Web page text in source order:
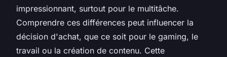
impressionnant, surtout pour le multitâche.
Comprendre ces différences peut influencer la
décision d'achat, que ce soit pour le gaming, le
travail ou la création de contenu. Cette